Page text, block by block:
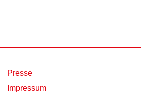
Presse
Impressum